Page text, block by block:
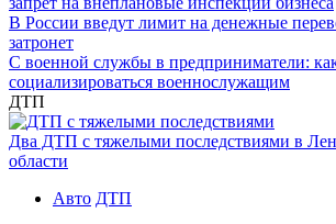
В России введут лимит на денежные
затронет
С военной службы в предприниматели:
социализироваться военнослужащим
ДТП
Два ДТП с тяжелыми последствиями в
области
Авто ДТП